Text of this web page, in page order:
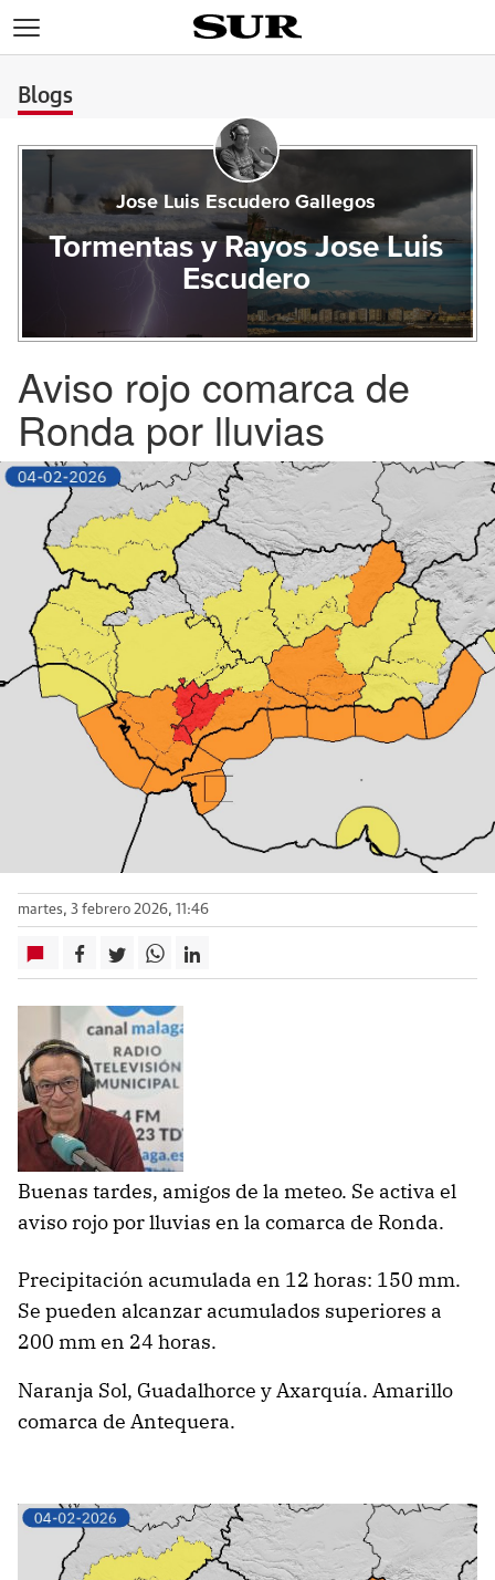
Blogs
Jose Luis Escudero Gallegos
Tormentas y Rayos Jose Luis
Escudero
Aviso rojo comarca de
Ronda por lluvias
martes, 3 febrero 2026, 11:46
Buenas tardes, amigos de la meteo. Se activa el
aviso rojo por lluvias en la comarca de Ronda.
Precipitación acumulada en 12 horas: 150 mm.
Se pueden alcanzar acumulados superiores a
200 mm en 24 horas.
Naranja Sol, Guadalhorce y Axarquía. Amarillo
comarca de Antequera.